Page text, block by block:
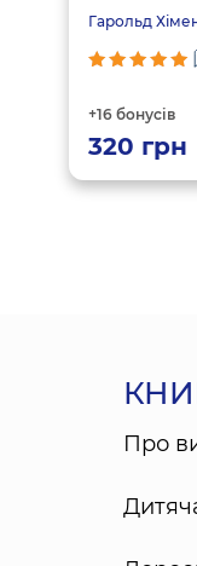
Гарольд
+16 бонусів
320 грн
Про